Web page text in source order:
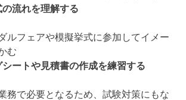
流れを理解する
ルフェアや模擬挙式に参加してイメー
む
ートや見積書の作成を練習する
務で必要となるため、試験対策にもな